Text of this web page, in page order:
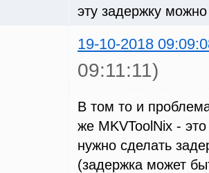
эту задержку
19-10-2018
09:11:11)
В том то и
же MKVToolNix -
нужно сделать
(задержка может